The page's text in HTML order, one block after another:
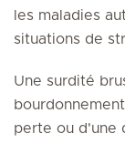
les maladies
situations de
Une surdité
perte ou d'une